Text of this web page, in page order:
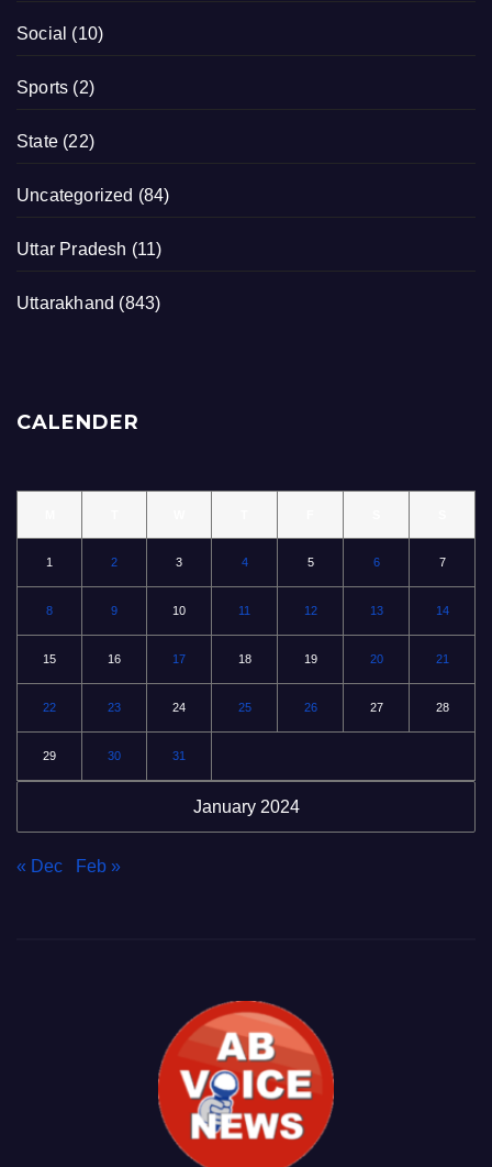
Social (10)
Sports (2)
State (22)
Uncategorized (84)
Uttar Pradesh (11)
Uttarakhand (843)
CALENDER
January 2024
1 2 3 4 5 6 7
8 9 10 11 12 13 14
15 16 17 18 19 20 21
22 23 24 25 26 27 28
29 30 31
« Dec Feb »